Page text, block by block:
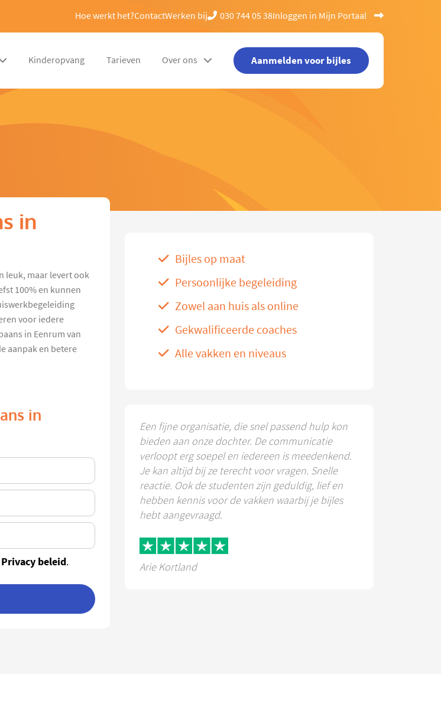
Hoe werkt het?ContactWerken bij 030 744 05 38Inloggen in Mijn Portaal
Kinderopvang Tarieven Over ons Aanmelden voor bijles
in
leuk, maar levert ook
100% en kunnen
voor iedere
in Eenrum van
aanpak en betere
in
Privacy beleid.
Bijles op maat
Persoonlijke begeleiding
Zowel aan huis als online
Gekwalificeerde coaches
Alle vakken en niveaus
Een fijne organisatie, die snel passend hulp kon
bieden aan onze dochter. De communicatie
verloopt erg soepel en iedereen is meedenkend.
Je kan altijd bij ze terecht voor vragen. Snelle
reactie. Ook de studenten zijn geduldig, lief en
hebben kennis voor de vakken waarbij je bijles
hebt aangevraagd.
Arie Kortland